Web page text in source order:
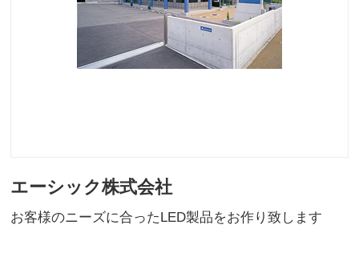
エーシック株式会社
お客様のニーズに合ったLED製品をお作り致します